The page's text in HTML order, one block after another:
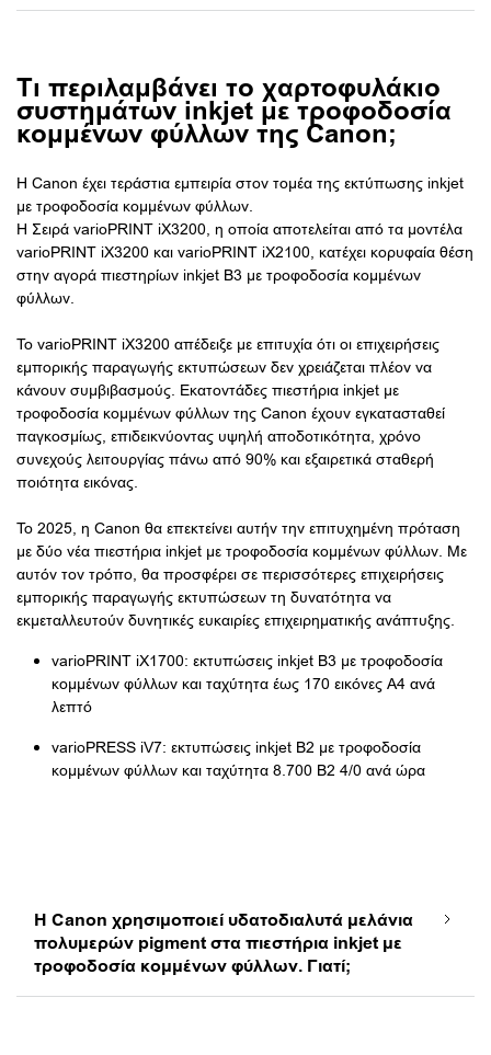
Τι περιλαμβάνει το χαρτοφυλάκιο
συστημάτων inkjet με τροφοδοσία
κομμένων φύλλων της Canon;
Η Canon έχει τεράστια εμπειρία στον τομέα της εκτύπωσης inkjet
με τροφοδοσία κομμένων φύλλων.
Η Σειρά varioPRINT iX3200, η οποία αποτελείται από τα μοντέλα
varioPRINT iX3200 και varioPRINT iX2100, κατέχει κορυφαία θέση
στην αγορά πιεστηρίων inkjet B3 με τροφοδοσία κομμένων
φύλλων.
Το varioPRINT iX3200 απέδειξε με επιτυχία ότι οι επιχειρήσεις
εμπορικής παραγωγής εκτυπώσεων δεν χρειάζεται πλέον να
κάνουν συμβιβασμούς. Εκατοντάδες πιεστήρια inkjet με
τροφοδοσία κομμένων φύλλων της Canon έχουν εγκατασταθεί
παγκοσμίως, επιδεικνύοντας υψηλή αποδοτικότητα, χρόνο
συνεχούς λειτουργίας πάνω από 90% και εξαιρετικά σταθερή
ποιότητα εικόνας.
Το 2025, η Canon θα επεκτείνει αυτήν την επιτυχημένη πρόταση
με δύο νέα πιεστήρια inkjet με τροφοδοσία κομμένων φύλλων. Με
αυτόν τον τρόπο, θα προσφέρει σε περισσότερες επιχειρήσεις
εμπορικής παραγωγής εκτυπώσεων τη δυνατότητα να
εκμεταλλευτούν δυνητικές ευκαιρίες επιχειρηματικής ανάπτυξης.
varioPRINT iX1700: εκτυπώσεις inkjet B3 με τροφοδοσία
κομμένων φύλλων και ταχύτητα έως 170 εικόνες A4 ανά
λεπτό
varioPRESS iV7: εκτυπώσεις inkjet B2 με τροφοδοσία
κομμένων φύλλων και ταχύτητα 8.700 B2 4/0 ανά ώρα
Η Canon χρησιμοποιεί υδατοδιαλυτά μελάνια
πολυμερών pigment στα πιεστήρια inkjet με
τροφοδοσία κομμένων φύλλων. Γιατί;